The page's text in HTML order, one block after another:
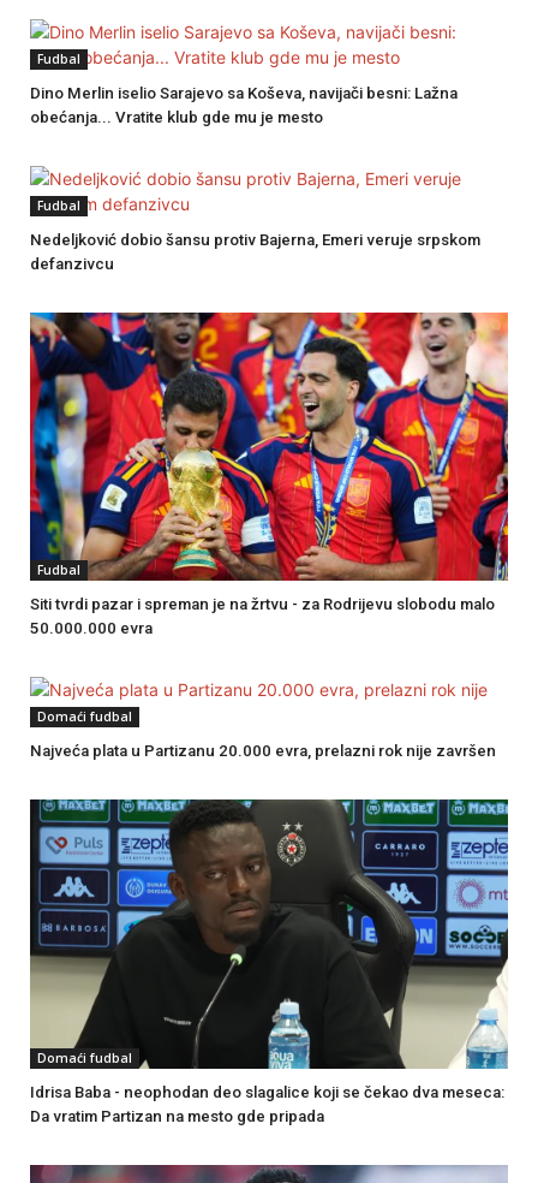
Fudbal
Dino Merlin iselio Sarajevo sa Koševa, navijači besni: Lažna
obećanja... Vratite klub gde mu je mesto
Fudbal
Nedeljković dobio šansu protiv Bajerna, Emeri veruje srpskom
defanzivcu
Fudbal
Siti tvrdi pazar i spreman je na žrtvu - za Rodrijevu slobodu malo
50.000.000 evra
Domaći fudbal
Najveća plata u Partizanu 20.000 evra, prelazni rok nije završen
Domaći fudbal
Idrisa Baba - neophodan deo slagalice koji se čekao dva meseca:
Da vratim Partizan na mesto gde pripada